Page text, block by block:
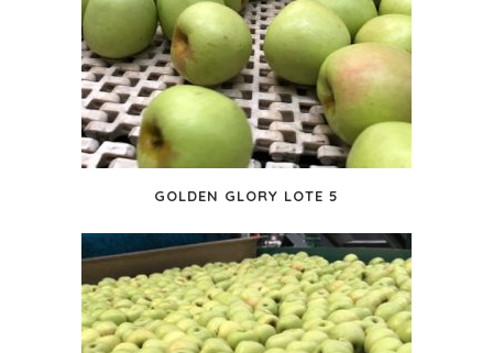
GOLDEN GLORY LOTE 5